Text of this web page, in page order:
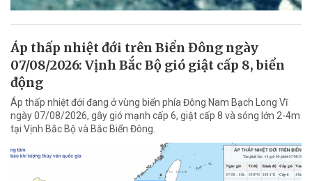
Áp thấp nhiệt đới trên Biển Đông ngày
07/08/2026: Vịnh Bắc Bộ gió giật cấp 8, biển
động
Áp thấp nhiệt đới đang ở vùng biển phía Đông Nam Bạch Long Vĩ
ngày 07/08/2026, gây gió mạnh cấp 6, giật cấp 8 và sóng lớn 2-4m
tại Vịnh Bắc Bộ và Bắc Biển Đông.